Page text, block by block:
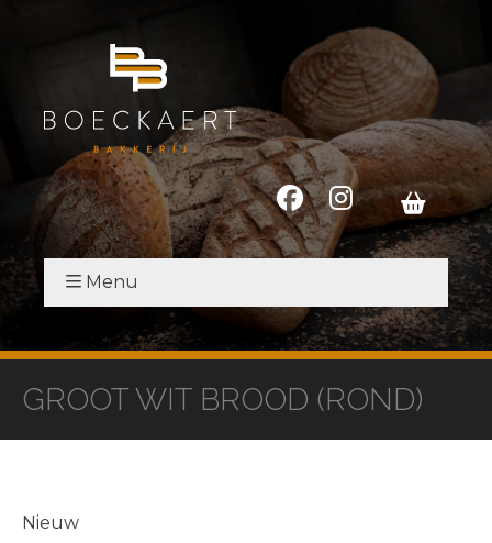
Menu
GROOT WIT BROOD (ROND)
Nieuw